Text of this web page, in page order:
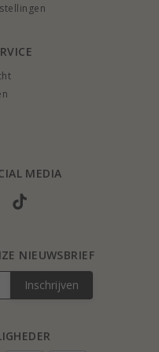
MEDIA
NIEUWSBRIEF
Inschrijven